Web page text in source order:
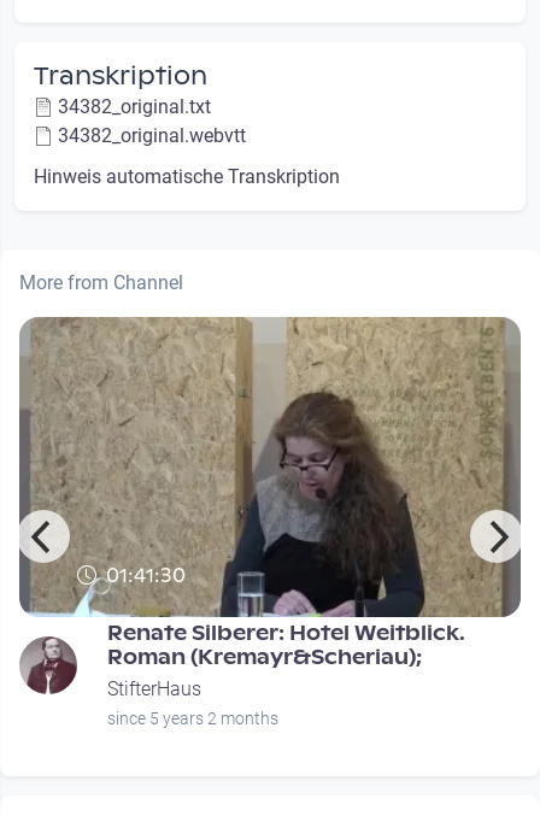
Transkription
34382_original.txt
34382_original.webvtt
Hinweis automatische Transkription
More from Channel
01:41:30
Renate Silberer: Hotel Weitblick.
Roman (Kremayr&Scheriau);
StifterHaus
since 5 years 2 months